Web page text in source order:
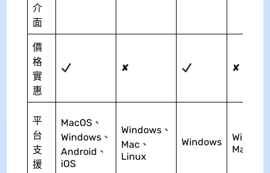
介
面
價
格
實
惠
✘ ✘
平
台
支
援
MacOS、
Windows、
Android、
iOS
Windows、
Mac、
Linux
Windows
MacOS